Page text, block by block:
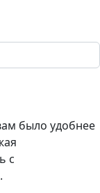
было удобнее
c